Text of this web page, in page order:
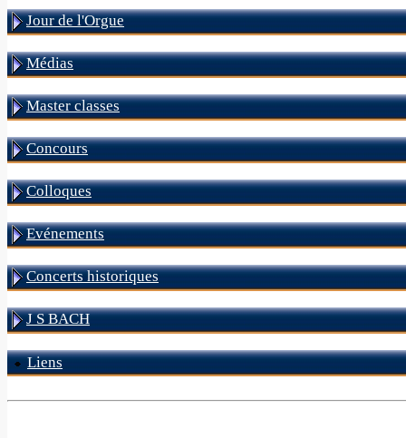
Jour de l'Orgue
Médias
Master classes
Concours
Colloques
Evénements
Concerts historiques
J S BACH
Liens